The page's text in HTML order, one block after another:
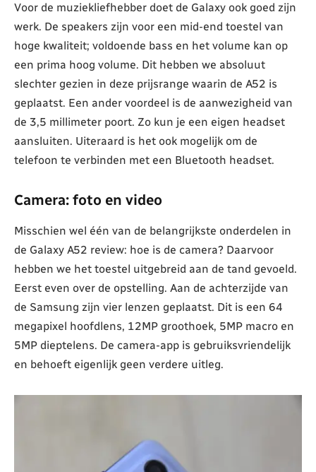
Voor de muziekliefhebber doet de Galaxy ook goed zijn
werk. De speakers zijn voor een mid-end toestel van
hoge kwaliteit; voldoende bass en het volume kan op
een prima hoog volume. Dit hebben we absoluut
slechter gezien in deze prijsrange waarin de A52 is
geplaatst. Een ander voordeel is de aanwezigheid van
de 3,5 millimeter poort. Zo kun je een eigen headset
aansluiten. Uiteraard is het ook mogelijk om de
telefoon te verbinden met een Bluetooth headset.
Camera: foto en video
Misschien wel één van de belangrijkste onderdelen in
de Galaxy A52 review: hoe is de camera? Daarvoor
hebben we het toestel uitgebreid aan de tand gevoeld.
Eerst even over de opstelling. Aan de achterzijde van
de Samsung zijn vier lenzen geplaatst. Dit is een 64
megapixel hoofdlens, 12MP groothoek, 5MP macro en
5MP dieptelens. De camera-app is gebruiksvriendelijk
en behoeft eigenlijk geen verdere uitleg.